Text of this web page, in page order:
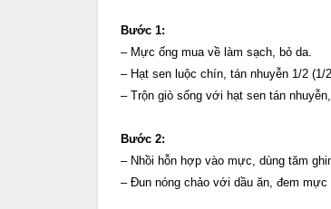
Bước 1:
– Mực ống mua về làm sạch, bỏ da.
– Hạt sen luộc chín, tán nhuyễn 1/2
– Trộn giò sống với hạt sen tán
Bước 2:
– Nhồi hỗn hợp vào mực, dùng tăm
– Đun nóng chảo với dầu ăn, đem mực